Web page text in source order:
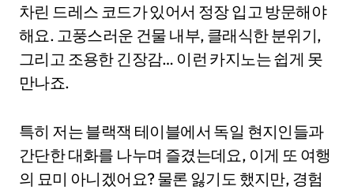
차린 드레스 코드가 있어서 정장 입고 방문해야
해요. 고풍스러운 건물 내부, 클래식한 분위기,
그리고 조용한 긴장감… 이런 카지노는 쉽게 못
만나죠.
특히 저는 블랙잭 테이블에서 독일 현지인들과
간단한 대화를 나누며 즐겼는데요, 이게 또 여행
의 묘미 아니겠어요? 물론 잃기도 했지만, 경험